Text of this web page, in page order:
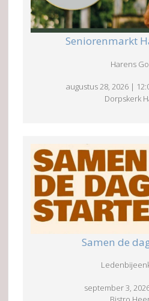
Seniorenmarkt
Harens
augustus 28, 2026 |
Dorpskerk
Samen de
september 3,